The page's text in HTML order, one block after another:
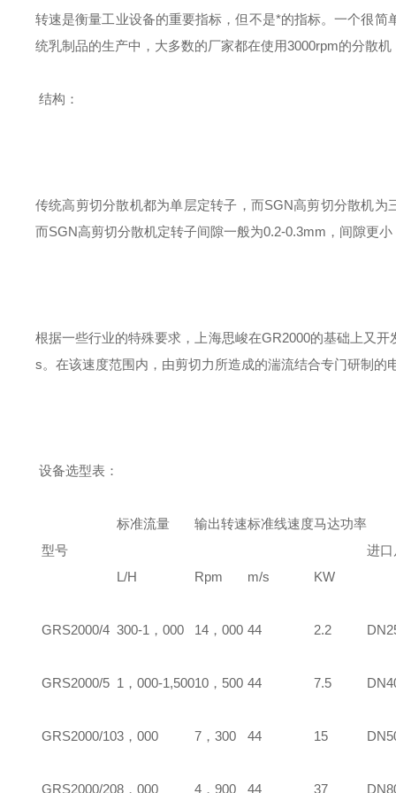
转速是衡量工业设备的重要指标，但不是*的指标。一个很
统乳制品的生产中，大多数的厂家都在使用3000rpm的分散
结构：
传统高剪切分散机都为单层定转子，而SGN高剪切分散机
而SGN高剪切分散机定转子间隙一般为0.2-0.3mm，间隙更
根据一些行业的特殊要求，上海思峻在GR2000的基础上又
s。在该速度范围内，由剪切力所造成的湍流结合专门研制
设备选型表：
型号
标准流量
L/H
输出转速
Rpm
标准线速度
m/s
马达功率
KW
进
GRS2000/4 300-1，000 14，000 44 2.2
GRS2000/5 1，000-1,50010，500 44 7.5
GRS2000/103，000 7，300 44 15
GRS2000/208，000 4，900 44 37